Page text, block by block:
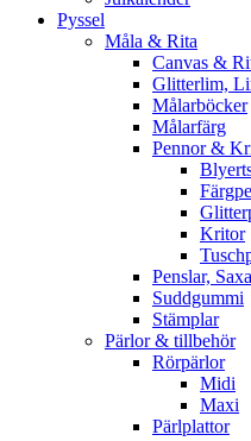
Pyssel
Måla & Rita
Canvas &
Glitterlim,
Målarböcker
Målarfärg
Pennor &
Kritor
Penslar,
Suddgummi
Stämplar
Pärlor & tillbehör
Rörpärlor
Midi
Maxi
Pärlplattor